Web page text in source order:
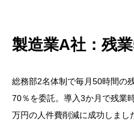
製造業A社：残
総務部2名体制で毎月50時間の
70％を委託。導入3か月で残業
万円の人件費削減に成功しまし
運用・改善のPDCA
よくある質問（総務代行